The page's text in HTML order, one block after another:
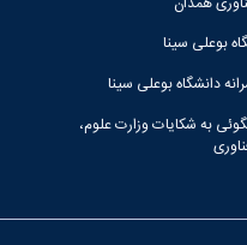
بوعلی سینا
دانشگاه بوعلی سینا
به شکایات وزارت علوم،